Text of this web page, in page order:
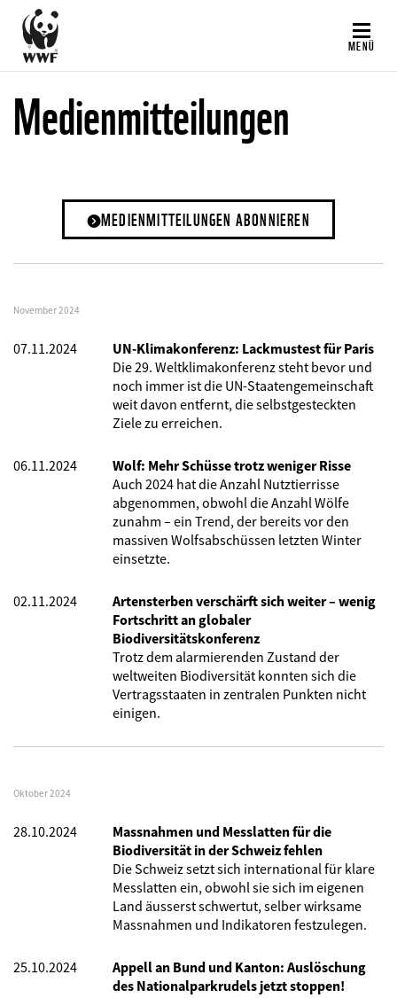
Direkt
zum
Inhalt
MENÜ
Medienmitteilungen
MEDIENMITTEILUNGEN ABONNIEREN
November 2024
07.11.2024
UN-Klimakonferenz: Lackmustest für Paris
Die 29. Weltklimakonferenz steht bevor und
noch immer ist die UN-Staatengemeinschaft
weit davon entfernt, die selbstgesteckten
Ziele zu erreichen.
06.11.2024
Wolf: Mehr Schüsse trotz weniger Risse
Auch 2024 hat die Anzahl Nutztierrisse
abgenommen, obwohl die Anzahl Wölfe
zunahm – ein Trend, der bereits vor den
massiven Wolfsabschüssen letzten Winter
einsetzte.
02.11.2024
Artensterben verschärft sich weiter – wenig
Fortschritt an globaler
Biodiversitätskonferenz
Trotz dem alarmierenden Zustand der
weltweiten Biodiversität konnten sich die
Vertragsstaaten in zentralen Punkten nicht
einigen.
Oktober 2024
28.10.2024
Massnahmen und Messlatten für die
Biodiversität in der Schweiz fehlen
Die Schweiz setzt sich international für klare
Messlatten ein, obwohl sie sich im eigenen
Land äusserst schwertut, selber wirksame
Massnahmen und Indikatoren festzulegen.
25.10.2024
Appell an Bund und Kanton: Auslöschung
des Nationalparkrudels jetzt stoppen!